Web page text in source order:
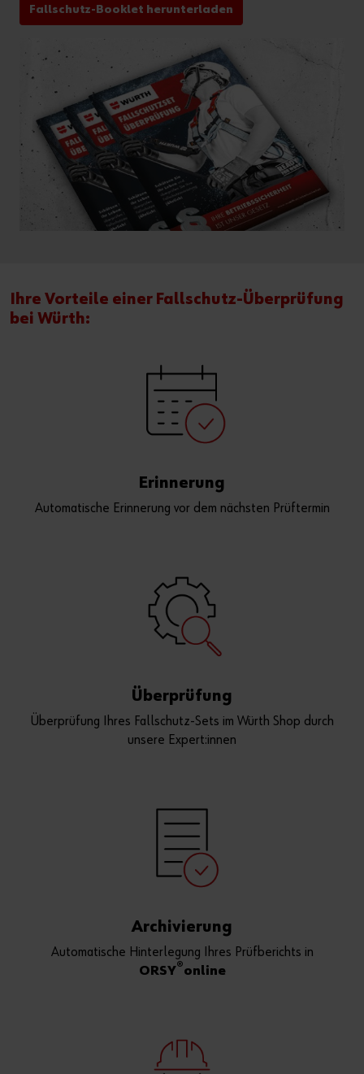
Fallschutz-Booklet herunterladen
Ihre Vorteile einer Fallschutz-Überprüfung
bei Würth:
Erinnerung
Automatische Erinnerung vor dem nächsten Prüftermin
Überprüfung
Überprüfung Ihres Fallschutz-Sets im Würth Shop durch
unsere Expert:innen
Archivierung
Automatische Hinterlegung Ihres Prüfberichts in
ORSY®online